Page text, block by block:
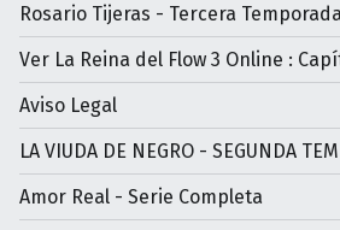
Rosario Tijeras - Tercera Temporada
Ver La Reina del Flow 3 Online :
Aviso Legal
LA VIUDA DE NEGRO - SEGUNDA
Amor Real - Serie Completa